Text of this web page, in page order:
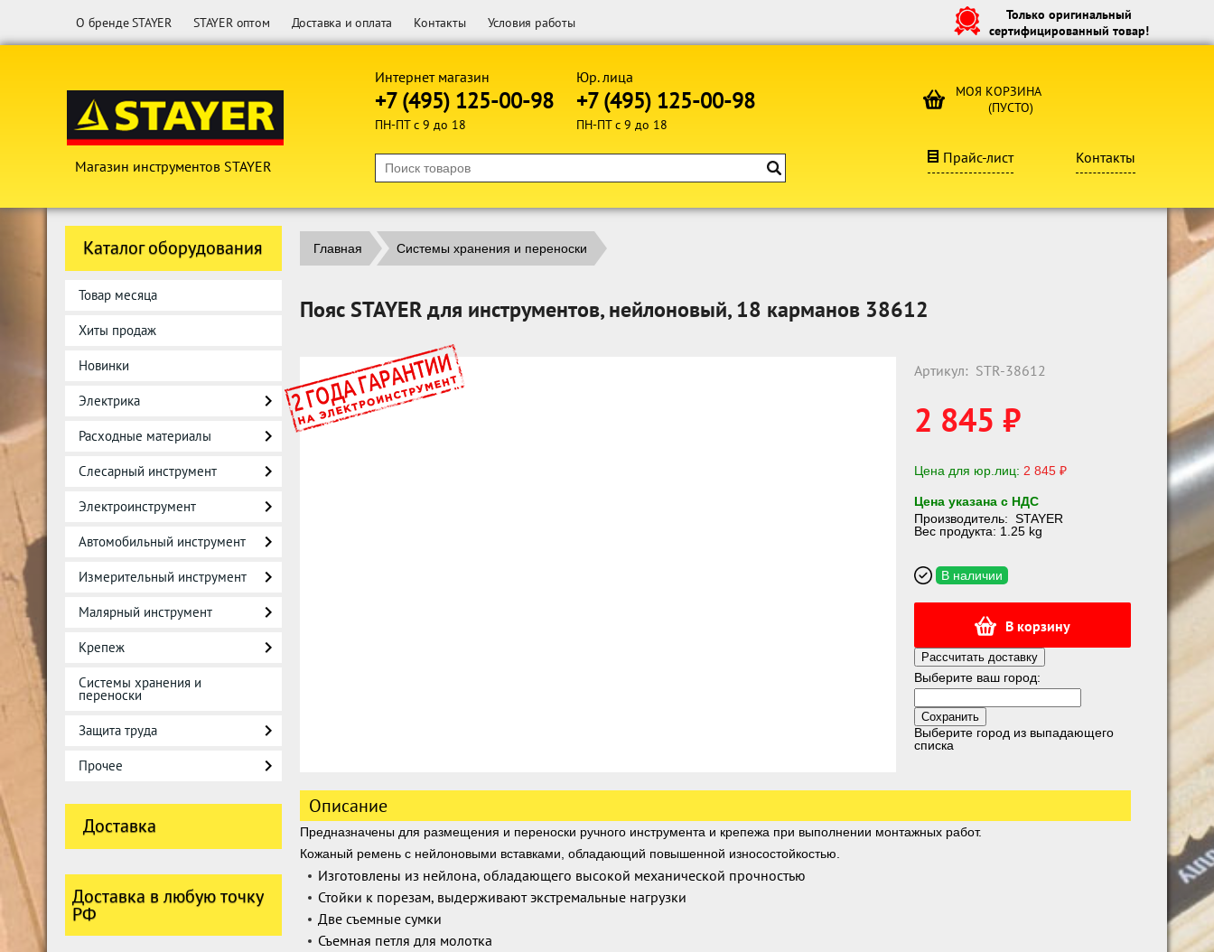
О бренде STAYER STAYER оптом Доставка и оплата Контакты Условия работы
Только оригинальный
сертифицированный товар!
Магазин инструментов STAYER
Интернет магазин
+7 (495) 125-00-98
ПН-ПТ с 9 до 18
Юр. лица
+7 (495) 125-00-98
ПН-ПТ с 9 до 18
МОЯ КОРЗИНА
(ПУСТО)
Прайс-лист Контакты
Каталог оборудования
Товар месяца
Хиты продаж
Новинки
Электрика
Расходные материалы
Слесарный инструмент
Электроинструмент
Автомобильный инструмент
Измерительный инструмент
Малярный инструмент
Крепеж
Системы хранения и
переноски
Защита труда
Прочее
Доставка
Доставка в любую точку
РФ
Главная Системы хранения и переноски
Пояс STAYER для инструментов, нейлоновый, 18 карманов 38612
Артикул: STR-38612
2 845 ₽
Цена для юр.лиц: 2 845 ₽
Цена указана с НДС
Производитель: STAYER
Вес продукта: 1.25 kg
В наличии
В корзину
Рассчитать доставку
Выберите ваш город:
Выберите город из выпадающего
списка
Описание
Предназначены для размещения и переноски ручного инструмента и крепежа при выполнении монтажных работ.
Кожаный ремень с нейлоновыми вставками, обладающий повышенной износостойкостью.
Изготовлены из нейлона, обладающего высокой механической прочностью
Стойки к порезам, выдерживают экстремальные нагрузки
Две съемные сумки
Съемная петля для молотка